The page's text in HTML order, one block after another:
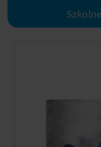
Szkolne